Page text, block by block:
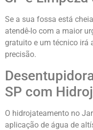
Se a sua fossa está
atendê-lo com a maior
gratuito e um técnico irá
precisão.
SP com
O hidrojateamento no
aplicação de água de